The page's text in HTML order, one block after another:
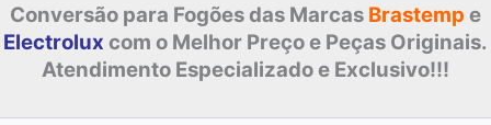
Conversão para Fogões das Marcas Brastemp e
Electrolux com o Melhor Preço e Peças Originais.
Atendimento Especializado e Exclusivo!!!